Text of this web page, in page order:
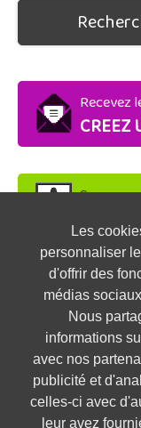
Les
personnaliser
d'offrir des
médias
Nous
informations
avec nos
publicité et
celles-ci avec
leur avez
Recevez
CREEZ
Soyez
OFFRES